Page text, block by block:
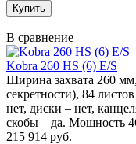
В сравнение
Kobra 260 HS (6) E/S
Ширина захвата 260
секретности), 84
нет, диски – нет,
скобы – да. Мощность
215 914 руб.